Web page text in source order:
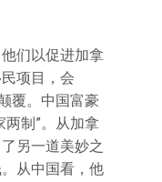
们以促进加拿
项目，会
覆。中国富豪
两制”。从加拿
另一道美妙之
从中国看，他